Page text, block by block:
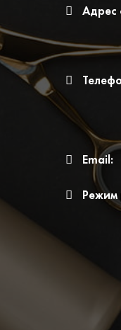
Адрес
Email:
Режим